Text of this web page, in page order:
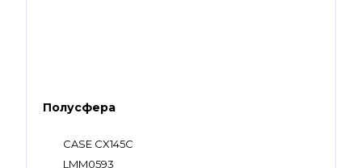
Полусфера
CASE CX145C
LMM0593